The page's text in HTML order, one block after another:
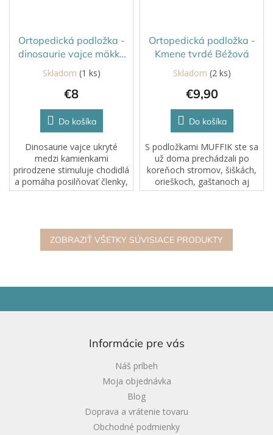
Ortopedická podložka -
dinosaurie vajce mäkké
Pastelovo modrá
Skladom (1 ks)
€8
Do košíka
Dinosaurie vajce ukryté
medzi kamienkami
prirodzene stimuluje chodidlá
a pomáha posilňovať členky,
kolená aj stred tela už u
precvičuje pozdĺžnu aj...
Ortopedická podložka -
Kmene tvrdé Béžová
Skladom (2 ks)
€9,90
Do košíka
S podložkami MUFFIK ste sa
už doma prechádzali po
koreňoch stromov, šiškách,
orieškoch, gaštanoch aj
vetvičkách… Do rodiny
ZOBRAZIŤ VŠETKY SÚVISIACE PRODUKTY
Informácie pre vás
Náš príbeh
Moja objednávka
Blog
Doprava a vrátenie tovaru
Obchodné podmienky